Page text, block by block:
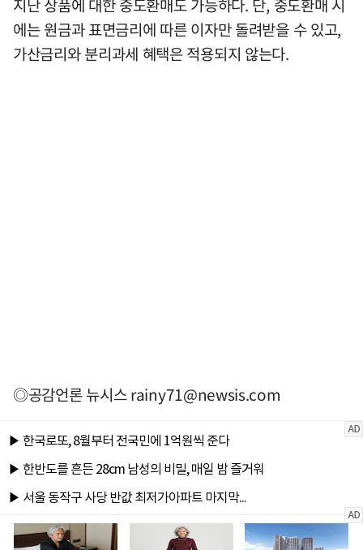
에는 원금과 표면금리에 따른 이자만 돌려받을 수 있고,
가산금리와 분리과세 혜택은 적용되지 않는다.
◎공감언론 뉴시스rainy71@newsis.com